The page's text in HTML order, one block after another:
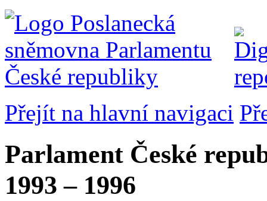
Přejít na hlavní navigaci
Parlament České
1993 – 1996